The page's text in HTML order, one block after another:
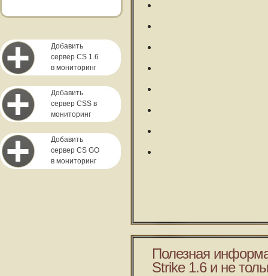
Добавить
сервер CS 1.6
в мониторинг
Добавить
сервер CSS в
мониторинг
Добавить
сервер CS GO
в мониторинг
Полезная
Strike 1.6 и не